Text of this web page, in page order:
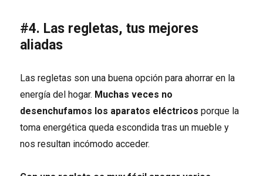
#4. Las regletas, tus mejores
aliadas
Las regletas son una buena opción para ahorrar en la
energía del hogar. Muchas veces no
desenchufamos los aparatos eléctricos porque la
toma energética queda escondida tras un mueble y
nos resultan incómodo acceder.